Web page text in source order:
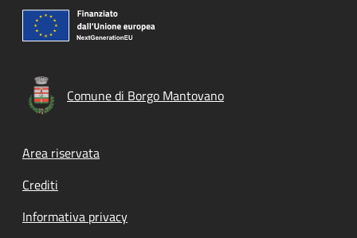
Comune di Borgo Mantovano
Footer menu
Area riservata
Crediti
Informativa privacy